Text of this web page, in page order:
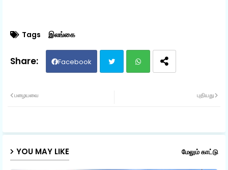
Tags இலங்கை
Facebook
ap
புதியது
பழையவை
YOU MAY LIKE மேலும் காட்டு